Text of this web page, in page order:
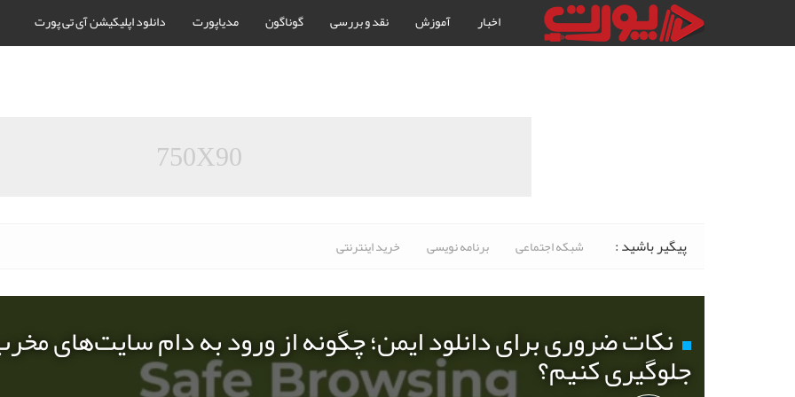
اخبار آموزش نقد و بررسی گوناگون مدیاپورت دانلود اپلیکیشن آی تی پورت
750X90
پیگیر باشید : شبکه اجتماعی برنامه نویسی خرید اینترنتی
نکات ضروری برای دانلود ایمن؛ چگونه از ورود به دام سایت‌های
جلوگیری کنیم؟